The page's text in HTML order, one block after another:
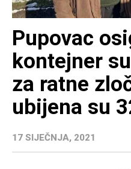
Pupovac
kontejner
za ratne
ubijena su
17 SIJEČNJA, 2021